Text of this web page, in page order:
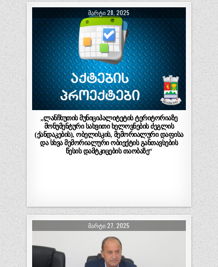
ᲛᲐᲠᲢᲘ 28, 2025
„ლანჩხუთის მუნიციპალიტეტის ტერიტორიაზე
მონუმენტური სახვითი ხელოვნების ძეგლის
(ქანდაკების), ობელისკის, მემორიალური დაფისა
და სხვა მემორიალური ობიექტის განთავსების
წესის დამტკიცების თაობაზე“
ᲛᲐᲠᲢᲘ 27, 2025